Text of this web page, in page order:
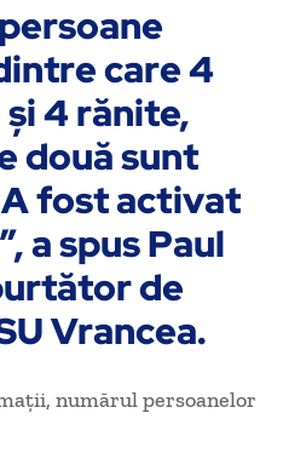
care 4
4 rănite,
două sunt
fost activat
a spus Paul
de
Vrancea.
numărul persoanelor